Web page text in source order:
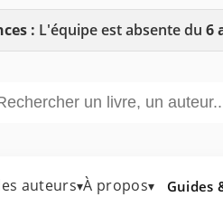
: L'équipe est absente du 6
auteurs▾À propos▾ Guides